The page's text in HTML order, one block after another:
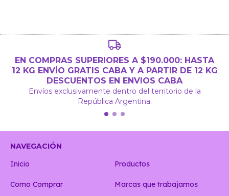
EN COMPRAS SUPERIORES A $190.000: HASTA
12 KG ENVÍO GRATIS CABA Y A PARTIR DE 12 KG
DESCUENTOS EN ENVIOS CABA
Envíos exclusivamente dentro del territorio de la
República Argentina.
NAVEGACIÓN
Inicio
Productos
Como Comprar Marcas que trabajamos